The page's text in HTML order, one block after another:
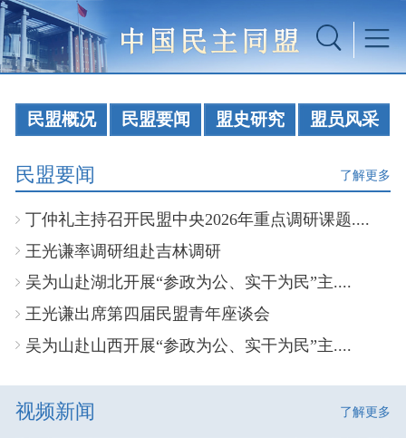
民盟概况 民盟要闻 盟史研究 盟员风采
民盟要闻 了解更多
丁仲礼主持召开民盟中央2026年重点调研课题....
王光谦率调研组赴吉林调研
吴为山赴湖北开展“参政为公、实干为民”主....
王光谦出席第四届民盟青年座谈会
吴为山赴山西开展“参政为公、实干为民”主....
视频新闻 了解更多